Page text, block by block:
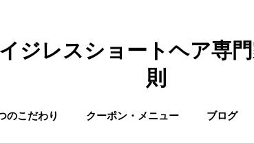
ジレスショートヘア専
則
のこだわり クーポン・メニュー ブログ